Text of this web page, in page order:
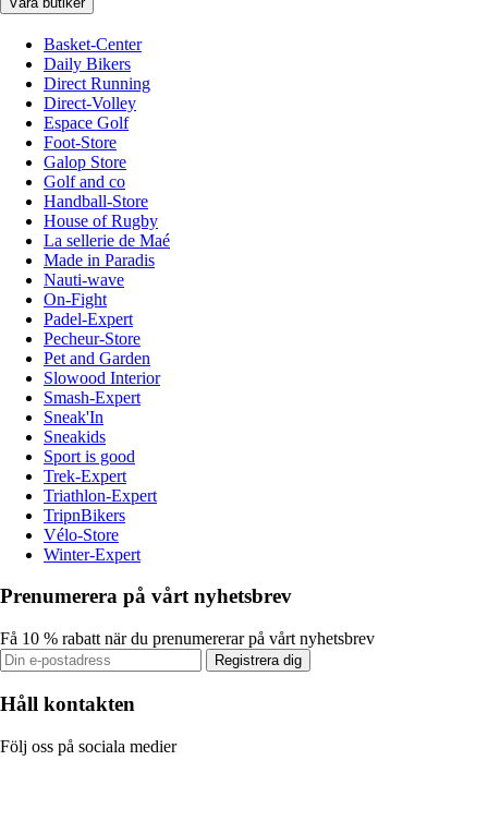
Basket-Center
Daily Bikers
Direct Running
Direct-Volley
Espace Golf
Foot-Store
Galop Store
Golf and co
Handball-Store
House of Rugby
La sellerie de Maé
Made in Paradis
Nauti-wave
On-Fight
Padel-Expert
Pecheur-Store
Pet and Garden
Slowood Interior
Smash-Expert
Sneak'In
Sneakids
Sport is good
Trek-Expert
Triathlon-Expert
TripnBikers
Vélo-Store
Winter-Expert
Prenumerera på vårt nyhetsbrev
Få 10 % rabatt när du prenumererar på vårt nyhetsbrev
Registrera dig
Håll kontakten
Följ oss på sociala medier